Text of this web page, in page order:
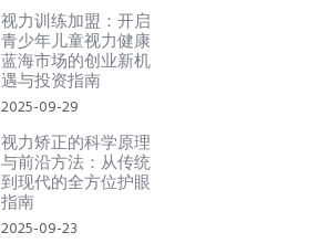
视力训练加盟：开启
青少年儿童视力健康
蓝海市场的创业新机
遇与投资指南
2025-09-29
视力矫正的科学原理
与前沿方法：从传统
到现代的全方位护眼
指南
2025-09-23